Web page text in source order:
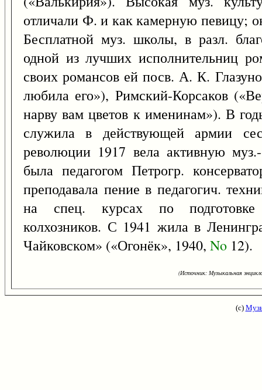
отличали Ф. и как камерную певицу;
Бесплатной муз. школы, в разл.
одной из лучших исполнительниц
своих романсов ей посв. А. К.
любила его»), Римский-Корсаков
нарву вам цветов к именинам»). В
служила в действующей армии
революции 1917 вела активную
была педагогом Петрогр.
преподавала пение в педагогич.
на спец. курсах по подготовке
колхозников. С 1941 жила в
Чайковском» («Огонёк», 1940, No 12).
(Источник: Музыкальная
(с)